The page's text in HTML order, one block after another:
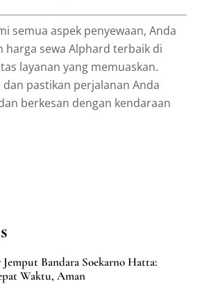
semua aspek penyewaan, Anda
harga sewa Alphard terbaik di
layanan yang memuaskan.
pastikan perjalanan Anda
berkesan dengan kendaraan
Jemput Bandara Soekarno Hatta:
Waktu, Aman